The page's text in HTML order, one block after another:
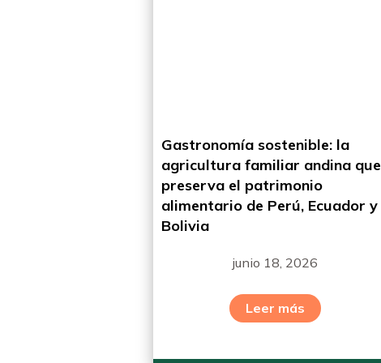
Gastronomía sostenible: la
agricultura familiar andina que
preserva el patrimonio
alimentario de Perú, Ecuador y
Bolivia
junio 18, 2026
Leer más